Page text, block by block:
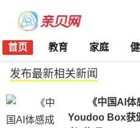
首页 教育 家庭
发布最新相关新闻
《中国AI体感
Youdoo Box获